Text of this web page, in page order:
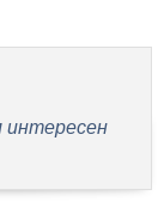
интересен